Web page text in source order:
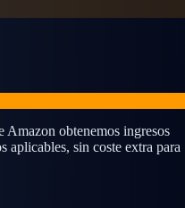
obtenemos ingresos
aplicables, sin coste extra para